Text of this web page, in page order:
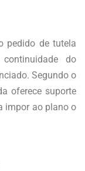
pedido de tutela
do
Segundo o
oferece suporte
impor ao plano o